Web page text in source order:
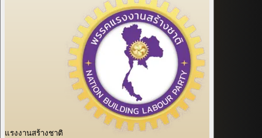
แรงงานสร้างชาติ